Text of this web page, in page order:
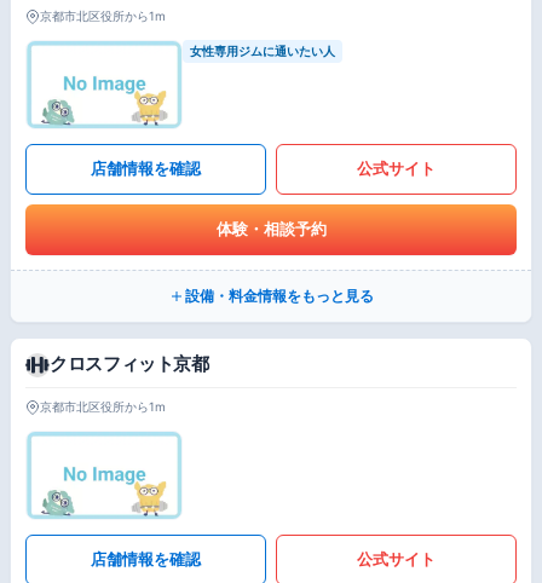
京都市北区役所から1m
女性専用ジムに通いたい人
店舗情報を確認 公式サイト
体験・相談予約
設備・料金情報をもっと見る
クロスフィット京都
京都市北区役所から1m
店舗情報を確認 公式サイト